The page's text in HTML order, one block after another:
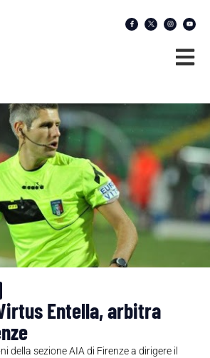
Entella, arbitra
della sezione AIA di Firenze a dirigere il